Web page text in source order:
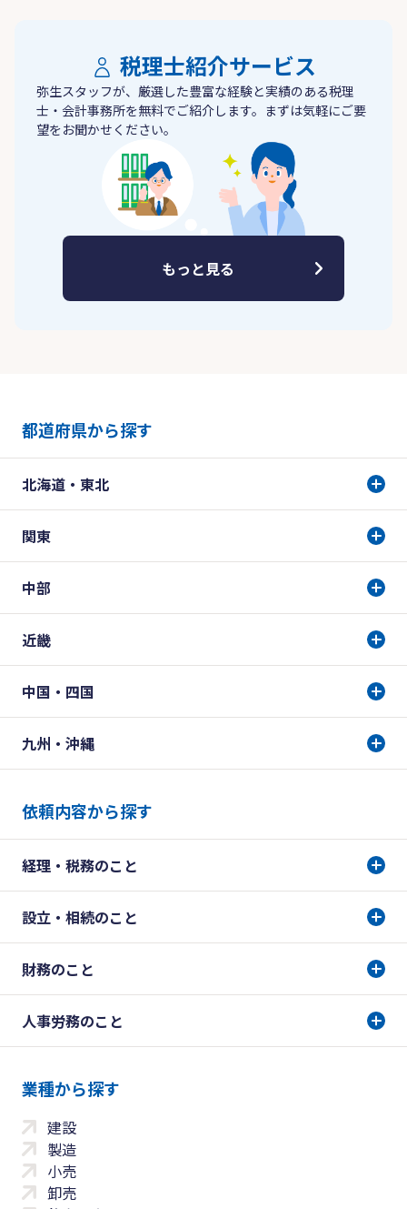
税理士紹介サービス
弥生スタッフが、厳選した豊富な経験と実績のある税理
士・会計事務所を無料でご紹介します。まずは気軽にご要
望をお聞かせください。
もっと見る
都道府県から探す
北海道・東北
関東
中部
近畿
中国・四国
九州・沖縄
依頼内容から探す
経理・税務のこと
設立・相続のこと
財務のこと
人事労務のこと
業種から探す
建設
製造
小売
卸売